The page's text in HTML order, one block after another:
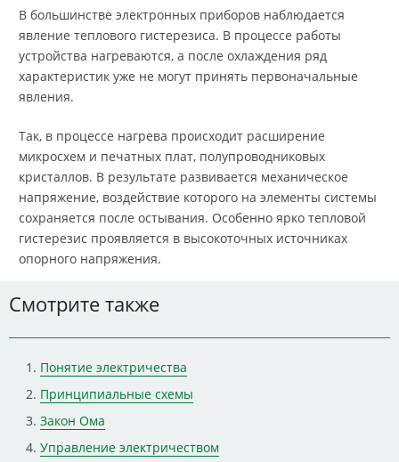
В большинстве электронных приборов наблюдается
явление теплового гистерезиса. В процессе работы
устройства нагреваются, а после охлаждения ряд
характеристик уже не могут принять первоначальные
явления.
Так, в процессе нагрева происходит расширение
микросхем и печатных плат, полупроводниковых
кристаллов. В результате развивается механическое
напряжение, воздействие которого на элементы системы
сохраняется после остывания. Особенно ярко тепловой
гистерезис проявляется в высокоточных источниках
опорного напряжения.
Смотрите также
Понятие электричества
Принципиальные схемы
Закон Ома
Управление электричеством